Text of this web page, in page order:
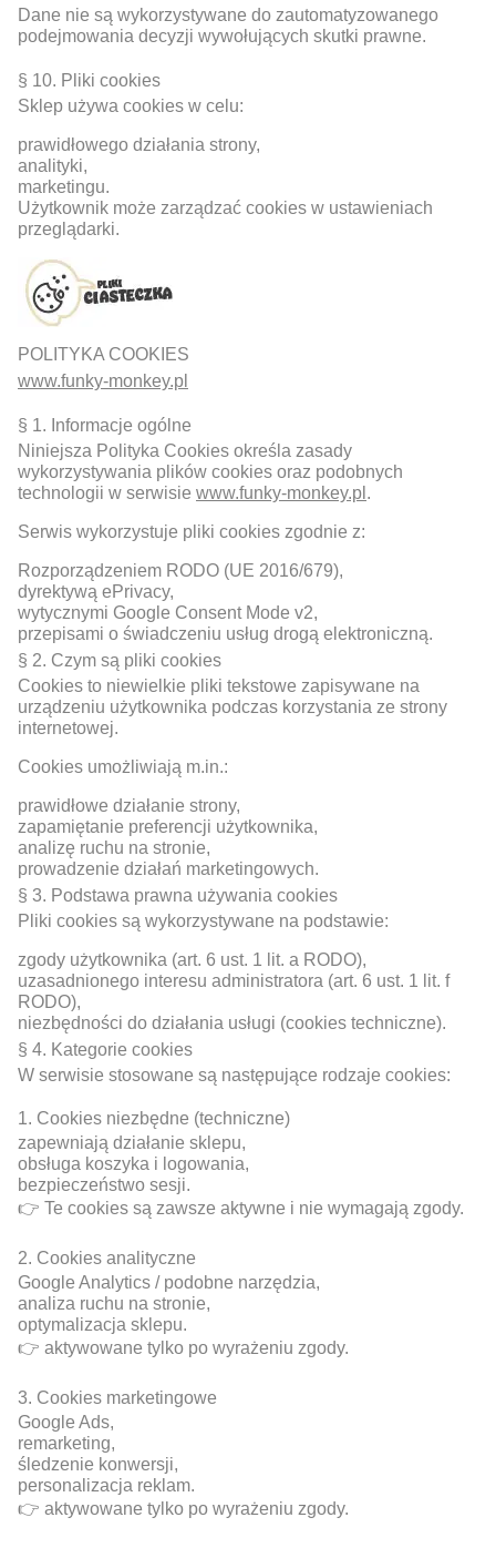
Dane nie są wykorzystywane do zautomatyzowanego
podejmowania decyzji wywołujących skutki prawne.
§ 10. Pliki cookies
Sklep używa cookies w celu:
prawidłowego działania strony,
analityki,
marketingu.
Użytkownik może zarządzać cookies w ustawieniach
przeglądarki.
POLITYKA COOKIES
www.funky-monkey.pl
§ 1. Informacje ogólne
Niniejsza Polityka Cookies określa zasady
wykorzystywania plików cookies oraz podobnych
technologii w serwisie www.funky-monkey.pl .
Serwis wykorzystuje pliki cookies zgodnie z:
Rozporządzeniem RODO (UE 2016/679),
dyrektywą ePrivacy,
wytycznymi Google Consent Mode v2,
przepisami o świadczeniu usług drogą elektroniczną.
§ 2. Czym są pliki cookies
Cookies to niewielkie pliki tekstowe zapisywane na
urządzeniu użytkownika podczas korzystania ze strony
internetowej.
Cookies umożliwiają m.in.:
prawidłowe działanie strony,
zapamiętanie preferencji użytkownika,
analizę ruchu na stronie,
prowadzenie działań marketingowych.
§ 3. Podstawa prawna używania cookies
Pliki cookies są wykorzystywane na podstawie:
zgody użytkownika (art. 6 ust. 1 lit. a RODO),
uzasadnionego interesu administratora (art. 6 ust. 1 lit. f
RODO),
niezbędności do działania usługi (cookies techniczne).
§ 4. Kategorie cookies
W serwisie stosowane są następujące rodzaje cookies:
1. Cookies niezbędne (techniczne)
zapewniają działanie sklepu,
obsługa koszyka i logowania,
bezpieczeństwo sesji.
👉 Te cookies są zawsze aktywne i nie wymagają zgody.
2. Cookies analityczne
Google Analytics / podobne narzędzia,
analiza ruchu na stronie,
optymalizacja sklepu.
👉 aktywowane tylko po wyrażeniu zgody.
3. Cookies marketingowe
Google Ads,
remarketing,
śledzenie konwersji,
personalizacja reklam.
👉 aktywowane tylko po wyrażeniu zgody.